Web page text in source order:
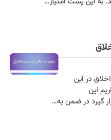
در این
این
گیرد در ضمن به…